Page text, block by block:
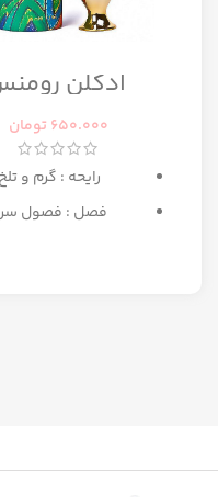
ادکلن
رومانس زنانه
650.000 تومان
رایحه : گرم و تلخ
فصل : فصول